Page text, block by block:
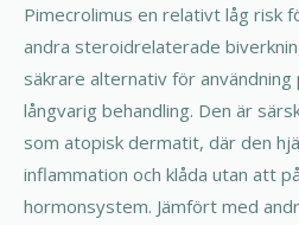
Pimecrolimus en relativt låg risk
andra steroidrelaterade
säkrare alternativ för användning
långvarig behandling. Den är
som atopisk dermatit, där den
inflammation och klåda utan att
hormonsystem. Jämfört med